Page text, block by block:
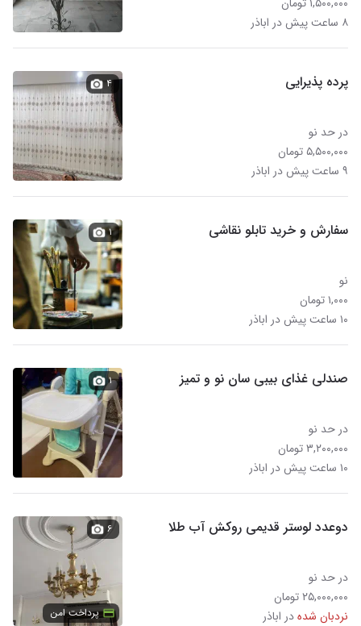
۸ ساعت پیش در اباذر
پرده پذیرایی
در حد نو
۵,۵۰۰,۰۰۰ تومان
۹ ساعت پیش در اباذر
۴
سفارش و خرید تابلو نقاشی
نو
۱,۰۰۰ تومان
۱۰ ساعت پیش در اباذر
۱
صندلی غذای بیبی سان نو و تمیز
در حد نو
۳,۲۰۰,۰۰۰ تومان
۱۰ ساعت پیش در اباذر
۱
دوعدد لوستر قدیمی روکش آب طلا
در حد نو
۲۵,۰۰۰,۰۰۰ تومان
نردبان شدهدر اباذر
۶
پرداخت امن